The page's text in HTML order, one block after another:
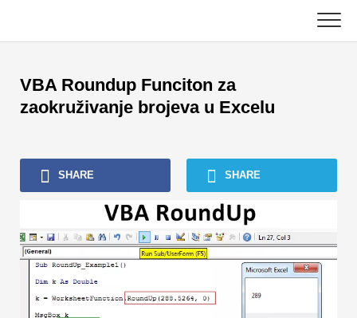
content
Računovodstveni vodiči
Excel, VBA i Power BI
Vodiči za investicijsko bankarstvo
Najbolje knjige
Vodiči za financijske karijere
VBA Roundup Funciton za
zaokruživanje brojeva u Excelu
SHARE SHARE